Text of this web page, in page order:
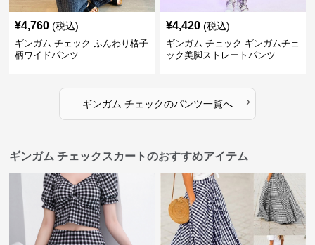
¥4,760 (税込)
ギンガム チェック ふんわり格子
柄ワイドパンツ
¥4,420 (税込)
ギンガム チェック ギンガムチェ
ック美脚ストレートパンツ
ギンガム チェックのパンツ一覧へ ›
ギンガム チェックスカートのおすすめアイテム